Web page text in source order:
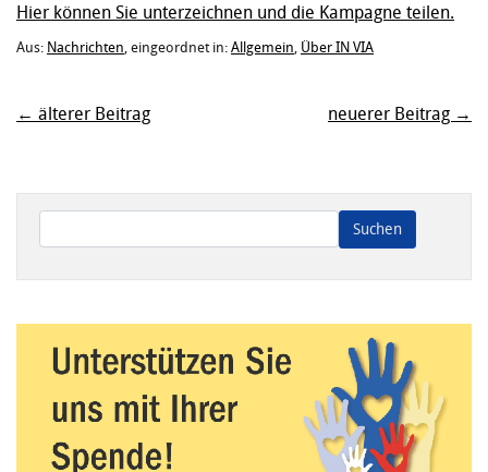
Hier können Sie unterzeichnen und die Kampagne teilen.
Aus: Nachrichten, eingeordnet in: Allgemein, Über IN VIA
neuerer Beitrag →
← älterer Beitrag
Wenn die Ergebnisse der automatischen Vervollständigung